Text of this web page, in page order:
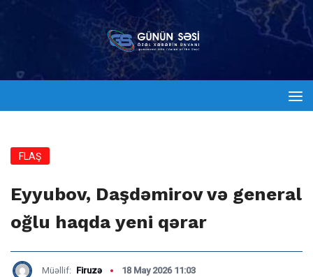
FLAŞ
Eyyubov, Daşdəmirov və general
oğlu haqda yeni qərar
Müəllif: Firuzə 18 May 2026 11:03